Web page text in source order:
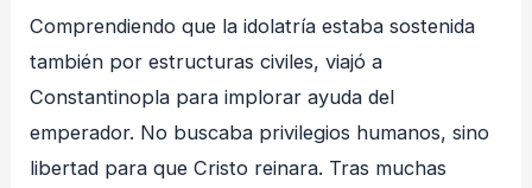
Comprendiendo que la idolatría estaba sostenida
también por estructuras civiles, viajó a
Constantinopla para implorar ayuda del
emperador. No buscaba privilegios humanos, sino
libertad para que Cristo reinara. Tras muchas